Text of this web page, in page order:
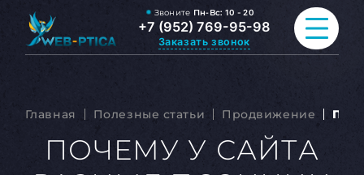
Звоните Пн-Вс: 10 - 20
+7 (952) 769-95-98
Заказать звонок
РАЗРАБОТКА САЙТА
Главная Полезные статьи Продвижение
ПОЧЕМУ У САЙТА